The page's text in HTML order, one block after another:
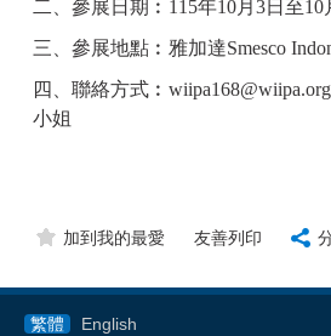
二、參展日期︰115年10月3日至10
三、參展地點︰雅加達Smesco
四、聯絡方式
小姐
加到我的最愛 友善列印
繁體 English